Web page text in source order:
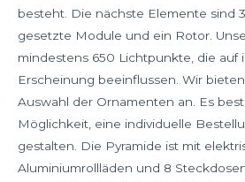
besteht. Die nächste Elemente sind
gesetzte Module und ein Rotor.
mindestens 650 Lichtpunkte, die auf
Erscheinung beeinflussen. Wir
Auswahl der Ornamenten an. Es
Möglichkeit, eine individuelle
gestalten. Die Pyramide ist mit
Aluminiumrollläden und 8